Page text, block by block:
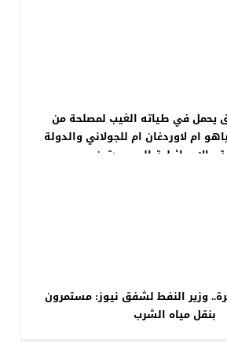
يحمل في طياته الغيب لمصلحة من
ام لاوردغان ام للجولاني والدولة
والاسرائيلية الموعودتين
وزير النفط لشفق نيوز: مستمرون
بنقل مياه الشرب